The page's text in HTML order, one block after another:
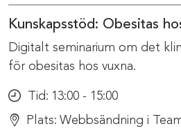
Kunskapsstöd: Obesitas
Digitalt seminarium om det
för obesitas hos vuxna.
Tid: 13:00 - 15:00
Plats: Webbsändning i